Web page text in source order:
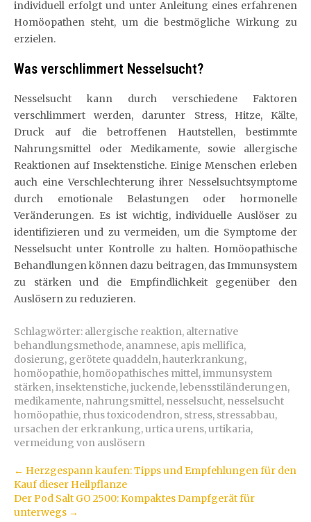
individuell erfolgt und unter Anleitung eines erfahrenen
Homöopathen steht, um die bestmögliche Wirkung zu
erzielen.
Was verschlimmert Nesselsucht?
Nesselsucht kann durch verschiedene Faktoren
verschlimmert werden, darunter Stress, Hitze, Kälte,
Druck auf die betroffenen Hautstellen, bestimmte
Nahrungsmittel oder Medikamente, sowie allergische
Reaktionen auf Insektenstiche. Einige Menschen erleben
auch eine Verschlechterung ihrer Nesselsuchtsymptome
durch emotionale Belastungen oder hormonelle
Veränderungen. Es ist wichtig, individuelle Auslöser zu
identifizieren und zu vermeiden, um die Symptome der
Nesselsucht unter Kontrolle zu halten. Homöopathische
Behandlungen können dazu beitragen, das Immunsystem
zu stärken und die Empfindlichkeit gegenüber den
Auslösern zu reduzieren.
Schlagwörter: allergische reaktion, alternative
behandlungsmethode, anamnese, apis mellifica,
dosierung, gerötete quaddeln,hauterkrankung,
homöopathie,homöopathisches mittel,immunsystem
stärken,insektenstiche,juckende,lebensstiländerungen,
medikamente, nahrungsmittel, nesselsucht, nesselsucht
homöopathie, rhus toxicodendron, stress, stressabbau,
ursachen der erkrankung,urtica urens,urtikaria,
vermeidung von auslösern
Artikel-
Navigation
← Herzgespann kaufen: Tipps und Empfehlungen für den
Kauf dieser Heilpflanze
Der Pod Salt GO 2500: Kompaktes Dampfgerät für
unterwegs →